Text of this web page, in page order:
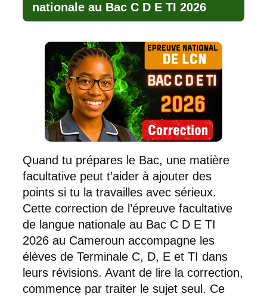
nationale au Bac C D E TI 2026
Quand tu prépares le Bac, une matière
facultative peut t’aider à ajouter des
points si tu la travailles avec sérieux.
Cette correction de l’épreuve facultative
de langue nationale au Bac C D E TI
2026 au Cameroun accompagne les
élèves de Terminale C, D, E et TI dans
leurs révisions. Avant de lire la correction,
commence par traiter le sujet seul. Ce